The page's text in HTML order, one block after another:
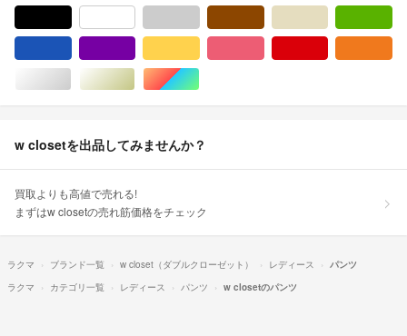
シルバー/銀色系ゴールド/金色系マルチカラー
w closetを出品してみませんか？
買取よりも高値で売れる!
まずはw closetの売れ筋価格をチェック
ラクマ ブランド一覧 w closet（ダブルクローゼット） レディース
パンツ
ラクマ
カテゴリ一覧 レディース パンツ w closetのパンツ